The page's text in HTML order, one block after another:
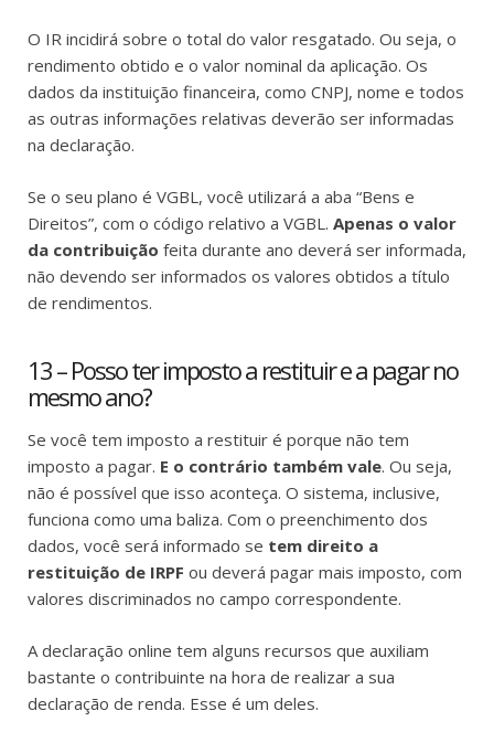
O IR incidirá sobre o total do valor resgatado. Ou seja, o
rendimento obtido e o valor nominal da aplicação. Os
dados da instituição financeira, como CNPJ, nome e todos
as outras informações relativas deverão ser informadas
na declaração.
Se o seu plano é VGBL, você utilizará a aba “Bens e
Direitos”, com o código relativo a VGBL. Apenas o valor
da contribuição feita durante ano deverá ser informada,
não devendo ser informados os valores obtidos a título
de rendimentos.
13 – Posso ter imposto a restituir e a pagar no
mesmo ano?
Se você tem imposto a restituir é porque não tem
imposto a pagar. E o contrário também vale. Ou seja,
não é possível que isso aconteça. O sistema, inclusive,
funciona como uma baliza. Com o preenchimento dos
dados, você será informado se tem direito a
restituição de IRPF ou deverá pagar mais imposto, com
valores discriminados no campo correspondente.
A declaração online tem alguns recursos que auxiliam
bastante o contribuinte na hora de realizar a sua
declaração de renda. Esse é um deles.